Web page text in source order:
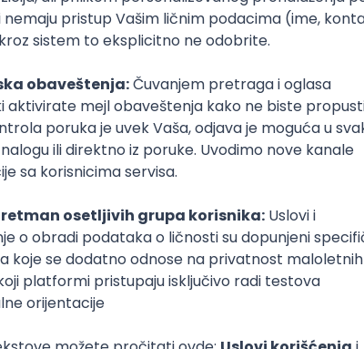
tajni interneta jeste zasigurno Digitalna
se bavite istraživačkim radom ili samo želite da
vam nudi brojna digitalna izdanja,
mogu uživati u evropskoj kulturi zahvaljujući
istoriji, europeana nudi knjige, podatke i audio